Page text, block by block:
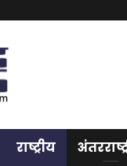
राष्ट्रीय